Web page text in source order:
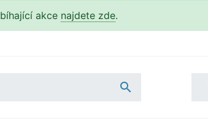
akce najdete zde.
